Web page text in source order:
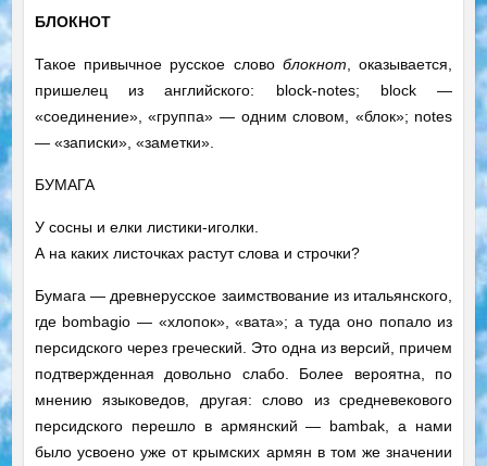
БЛОКНОТ
Такое привычное русское слово блокнот , оказывается,
пришелец из английского: block-notes; block —
«соединение», «группа» — одним словом, «блок»; notes
— «записки», «заметки».
БУМАГА
У сосны и елки листики-иголки.
А на каких листочках растут слова и строчки?
Бумага — древнерусское заимствование из итальянского,
где bombagio — «хлопок», «вата»; а туда оно попало из
персидского через греческий. Это одна из версий, причем
подтвержденная довольно слабо. Более вероятна, по
мнению языковедов, другая: слово из средневекового
персидского перешло в армянский — bambak, а нами
было усвоено уже от крымских армян в том же значении